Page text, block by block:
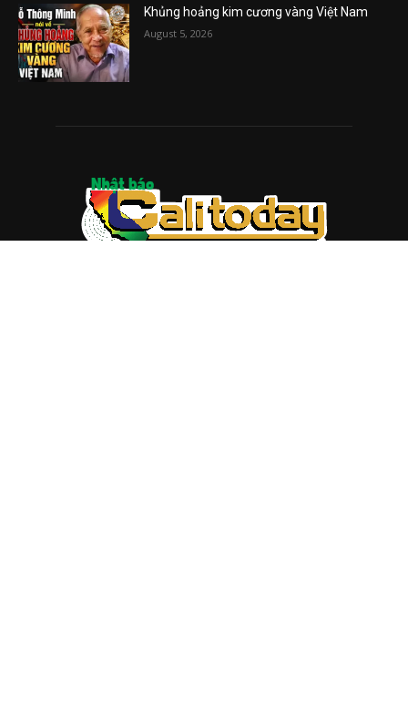
Khủng hoảng kim cương vàng Việt Nam
August 5, 2026